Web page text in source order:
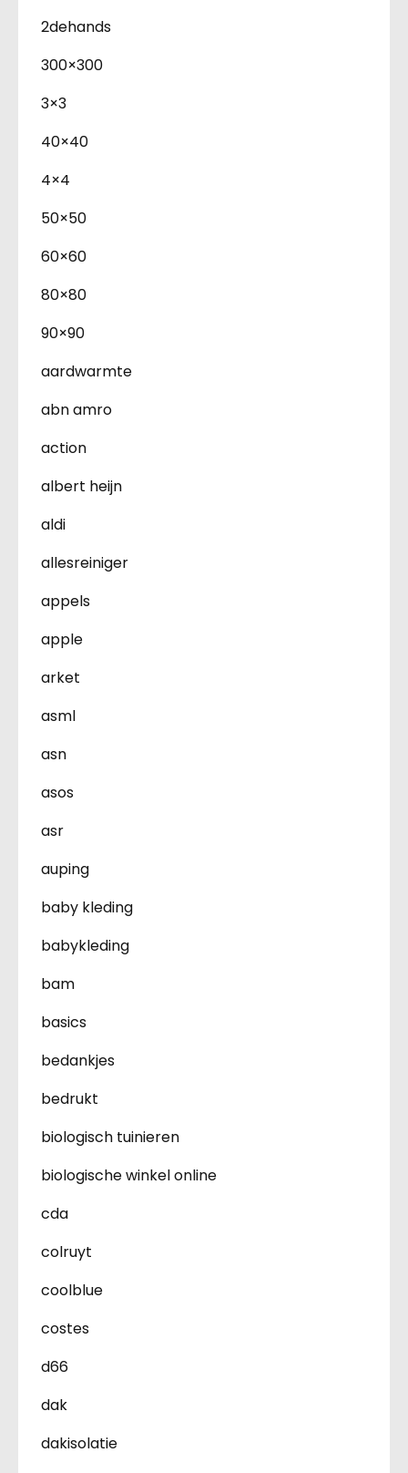
2dehands
300×300
3×3
40×40
4×4
50×50
60×60
80×80
90×90
aardwarmte
abn amro
action
albert heijn
aldi
allesreiniger
appels
apple
arket
asml
asn
asos
asr
auping
baby kleding
babykleding
bam
basics
bedankjes
bedrukt
biologisch tuinieren
biologische winkel online
cda
colruyt
coolblue
costes
d66
dak
dakisolatie